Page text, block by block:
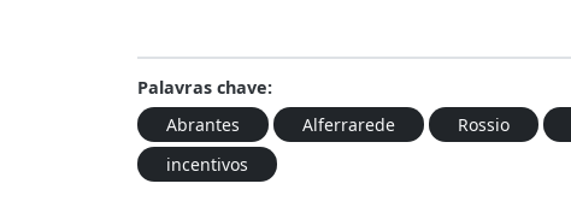
Palavras chave:
Abrantes
Alferrarede Rossio
incentivos